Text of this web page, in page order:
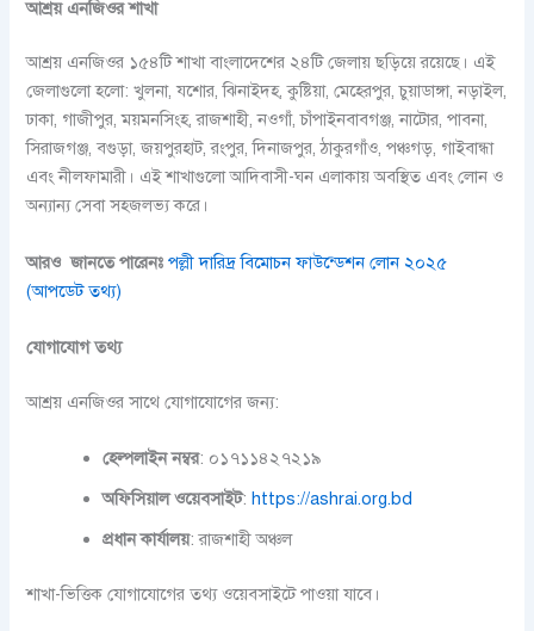
আশ্রয় এনজিওর শাখা
আশ্রয় এনজিওর ১৫৪টি শাখা বাংলাদেশের ২৪টি জেলায় ছড়িয়ে রয়েছে। এই
জেলাগুলো হলো: খুলনা, যশোর, ঝিনাইদহ, কুষ্টিয়া, মেহেরপুর, চুয়াডাঙ্গা, নড়াইল,
ঢাকা, গাজীপুর, ময়মনসিংহ, রাজশাহী, নওগাঁ, চাঁপাইনবাবগঞ্জ, নাটোর, পাবনা,
সিরাজগঞ্জ, বগুড়া, জয়পুরহাট, রংপুর, দিনাজপুর, ঠাকুরগাঁও, পঞ্চগড়, গাইবান্ধা
এবং নীলফামারী। এই শাখাগুলো আদিবাসী-ঘন এলাকায় অবস্থিত এবং লোন ও
অন্যান্য সেবা সহজলভ্য করে।
আরও জানতে পারেনঃপল্লী দারিদ্র বিমোচন ফাউন্ডেশন লোন ২০২৫
(আপডেট তথ্য)
যোগাযোগ তথ্য
আশ্রয় এনজিওর সাথে যোগাযোগের জন্য:
হেল্পলাইন নম্বর: ০১৭১১৪২৭২১৯
অফিসিয়াল ওয়েবসাইট: https://ashrai.org.bd
প্রধান কার্যালয়: রাজশাহী অঞ্চল
শাখা-ভিত্তিক যোগাযোগের তথ্য ওয়েবসাইটে পাওয়া যাবে।